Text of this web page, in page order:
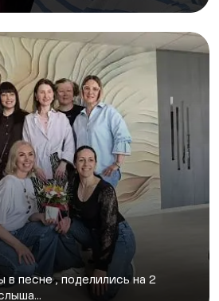
в песне , поделились на 2